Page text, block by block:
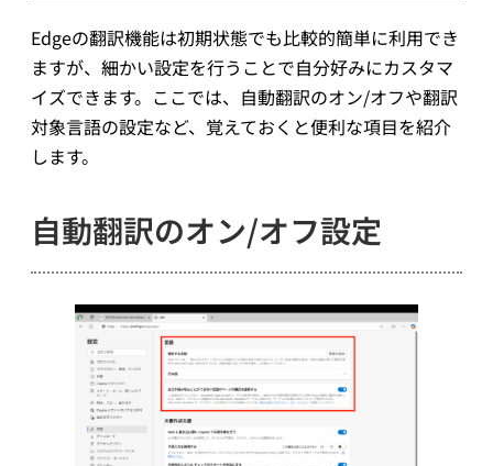
Edgeの翻訳機能は初期状態でも比較的簡単に利用でき
ますが、細かい設定を行うことで自分好みにカスタマ
イズできます。ここでは、自動翻訳のオン/オフや翻訳
対象言語の設定など、覚えておくと便利な項目を紹介
します。
自動翻訳のオン/オフ設定